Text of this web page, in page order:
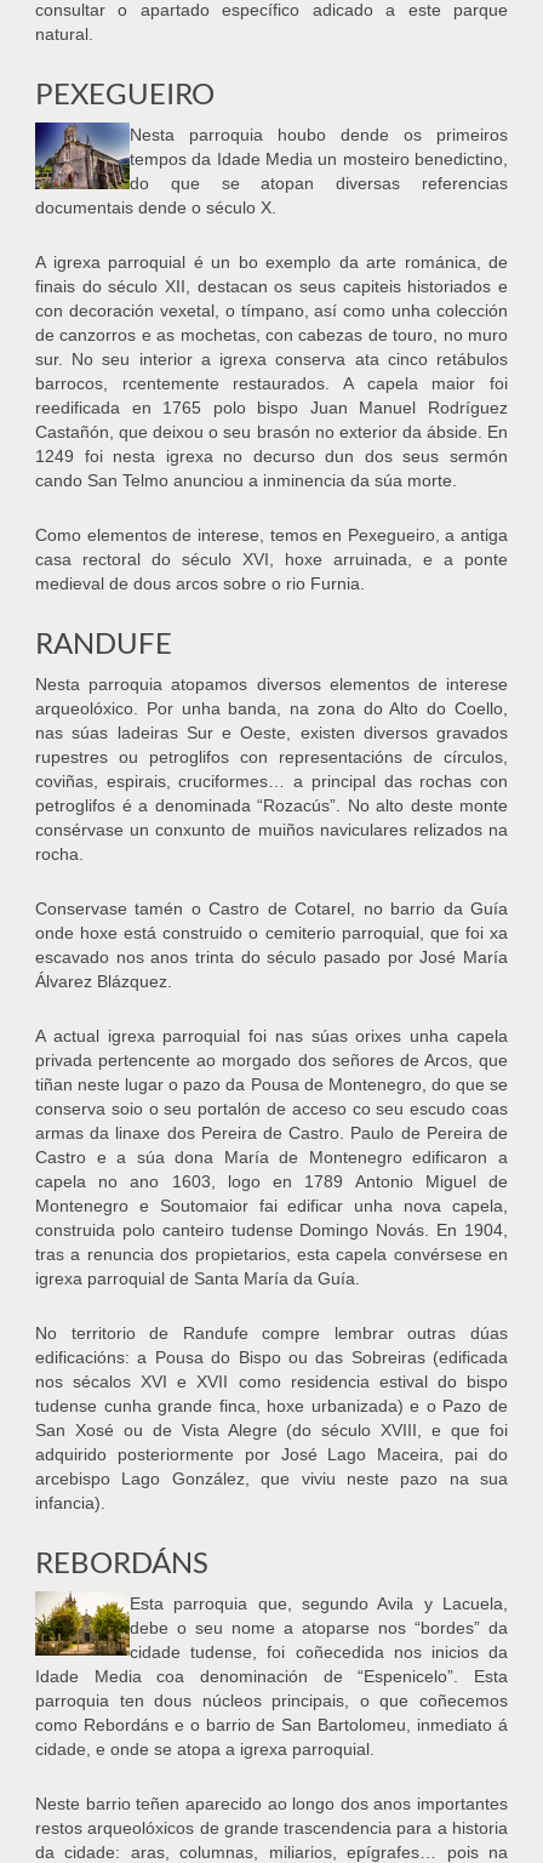
consultar o apartado específico adicado a este parque
natural.
PEXEGUEIRO
Nesta parroquia houbo dende os primeiros
tempos da Idade Media un mosteiro benedictino,
do que se atopan diversas referencias
documentais dende o século X.
A igrexa parroquial é un bo exemplo da arte románica, de
finais do século XII, destacan os seus capiteis historiados e
con decoración vexetal, o tímpano, así como unha colección
de canzorros e as mochetas, con cabezas de touro, no muro
sur. No seu interior a igrexa conserva ata cinco retábulos
barrocos, rcentemente restaurados. A capela maior foi
reedificada en 1765 polo bispo Juan Manuel Rodríguez
Castañón, que deixou o seu brasón no exterior da ábside. En
1249 foi nesta igrexa no decurso dun dos seus sermón
cando San Telmo anunciou a inminencia da súa morte.
Como elementos de interese, temos en Pexegueiro, a antiga
casa rectoral do século XVI, hoxe arruinada, e a ponte
medieval de dous arcos sobre o rio Furnia.
RANDUFE
Nesta parroquia atopamos diversos elementos de interese
arqueolóxico. Por unha banda, na zona do Alto do Coello,
nas súas ladeiras Sur e Oeste, existen diversos gravados
rupestres ou petroglifos con representacións de círculos,
coviñas, espirais, cruciformes… a principal das rochas con
petroglifos é a denominada “Rozacús”. No alto deste monte
consérvase un conxunto de muiños naviculares relizados na
rocha.
Conservase tamén o Castro de Cotarel, no barrio da Guía
onde hoxe está construido o cemiterio parroquial, que foi xa
escavado nos anos trinta do século pasado por José María
Álvarez Blázquez.
A actual igrexa parroquial foi nas súas orixes unha capela
privada pertencente ao morgado dos señores de Arcos, que
tiñan neste lugar o pazo da Pousa de Montenegro, do que se
conserva soio o seu portalón de acceso co seu escudo coas
armas da linaxe dos Pereira de Castro. Paulo de Pereira de
Castro e a súa dona María de Montenegro edificaron a
capela no ano 1603, logo en 1789 Antonio Miguel de
Montenegro e Soutomaior fai edificar unha nova capela,
construida polo canteiro tudense Domingo Novás. En 1904,
tras a renuncia dos propietarios, esta capela convérsese en
igrexa parroquial de Santa María da Guía.
No territorio de Randufe compre lembrar outras dúas
edificacións: a Pousa do Bispo ou das Sobreiras (edificada
nos sécalos XVI e XVII como residencia estival do bispo
tudense cunha grande finca, hoxe urbanizada) e o Pazo de
San Xosé ou de Vista Alegre (do século XVIII, e que foi
adquirido posteriormente por José Lago Maceira, pai do
arcebispo Lago González, que viviu neste pazo na sua
infancia).
REBORDÁNS
Esta parroquia que, segundo Avila y Lacuela,
debe o seu nome a atoparse nos “bordes” da
cidade tudense, foi coñecedida nos inicios da
Idade Media coa denominación de “Espenicelo”. Esta
parroquia ten dous núcleos principais, o que coñecemos
como Rebordáns e o barrio de San Bartolomeu, inmediato á
cidade, e onde se atopa a igrexa parroquial.
Neste barrio teñen aparecido ao longo dos anos importantes
restos arqueolóxicos de grande trascendencia para a historia
da cidade: aras, columnas, miliarios, epígrafes… pois na